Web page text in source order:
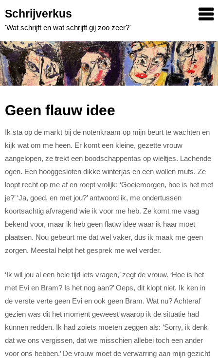
to
content
Schrijverkus
'Wat schrijft en wat schrijft gij zoo zeer?'
Geen flauw idee
Ik sta op de markt bij de notenkraam op mijn beurt te wachten en
kijk wat om me heen. Er komt een kleine, gezette vrouw
aangelopen, ze trekt een boodschappentas op wieltjes. Lachende
ogen. Een hooggesloten dikke winterjas en een wollen muts. Ze
loopt recht op me af en roept vrolijk: ‘Goeiemorgen, hoe is het met
je?’ ‘Ja, goed, en met jou?’ antwoord ik, me ondertussen
koortsachtig afvragend wie ik voor me heb. Ze komt me vaag
bekend voor, maar ik heb geen flauw idee waar ik haar moet
plaatsen. Nou gebeurt me dat wel vaker, dus ik maak me geen
zorgen. Meestal helpt het gesprek me wel verder.
‘Ik wil jou al een hele tijd iets vragen,’ zegt de vrouw. ‘Hoe is het
met Evi en Bram? Is het nog aan?’ Oeps, dit klopt niet. Ik ken in
de verste verte geen Evi en ook geen Bram. Wat nu? Achteraf
gezien was dit het moment geweest waarop ik de situatie had
kunnen redden. Ik had zoiets moeten zeggen als: ‘Sorry, ik denk
dat we ons vergissen, dat we misschien allebei toch een ander
voor ons hebben.’ De vrouw moet de verwarring aan mijn gezicht